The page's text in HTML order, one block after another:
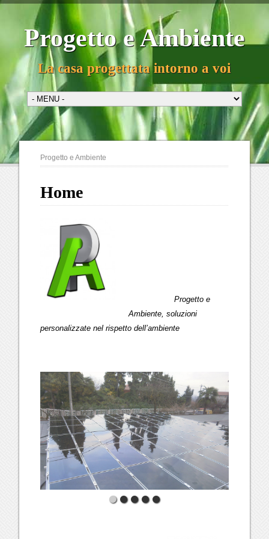
Progetto e Ambiente
La casa progettata intorno a voi
Progetto e Ambiente
Home
Progetto e
Ambiente, soluzioni
personalizzate nel rispetto dell’ambiente